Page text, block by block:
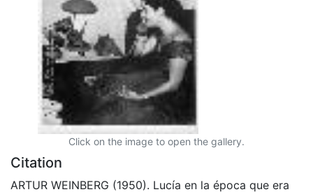
Click on the image to open the gallery.
Citation
ARTUR WEINBERG (1950). Lucía en la época que era